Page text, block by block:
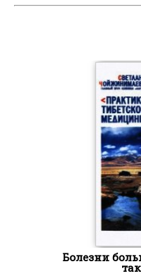
Болезни